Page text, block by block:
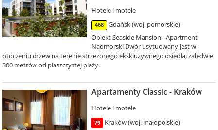
Hotele i motele
468
Gdańsk (woj. pomorskie)
Obiekt Seaside Mansion - Apartment
Nadmorski Dwór usytuowany jest w
otoczeniu drzew na terenie strzeżonego ekskluzywnego osiedla, zaledwie
300 metrów od piaszczystej plaży.
Apartamenty Classic - Kraków
Hotele i motele
79
Kraków (woj. małopolskie)